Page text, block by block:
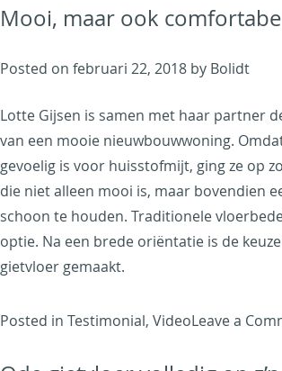
Mooi, maar ook
Posted on februari 22, 2018 by Bolidt
Lotte Gijsen is samen met haar partner
van een mooie nieuwbouwwoning.
gevoelig is voor huisstofmijt, ging ze op
die niet alleen mooi is, maar bovendien
schoon te houden. Traditionele
optie. Na een brede oriëntatie is de
gietvloer gemaakt.
Posted in Testimonial, VideoLeave a